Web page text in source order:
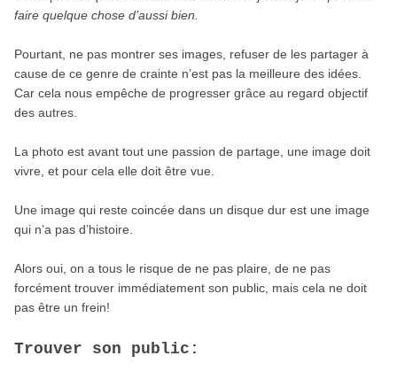
faire quelque chose d’aussi bien.
Pourtant, ne pas montrer ses images, refuser de les partager à
cause de ce genre de crainte n’est pas la meilleure des idées.
Car cela nous empêche de progresser grâce au regard objectif
des autres.
La photo est avant tout une passion de partage, une image doit
vivre, et pour cela elle doit être vue.
Une image qui reste coincée dans un disque dur est une image
qui n’a pas d’histoire.
Alors oui, on a tous le risque de ne pas plaire, de ne pas
forcément trouver immédiatement son public, mais cela ne doit
pas être un frein!
Trouver son public: